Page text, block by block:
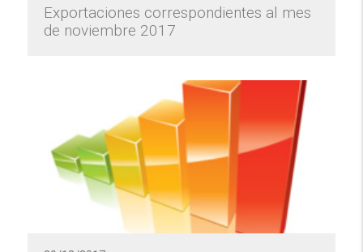
Exportaciones correspondientes al mes
de noviembre 2017